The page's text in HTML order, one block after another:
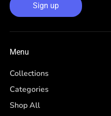
Sign up
Menu
Collections
Categories
Shop All